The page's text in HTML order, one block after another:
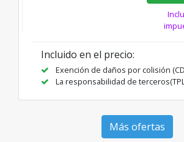
Incluido en el precio:
Exención de daños por colisión
La responsabilidad de
Más ofertas